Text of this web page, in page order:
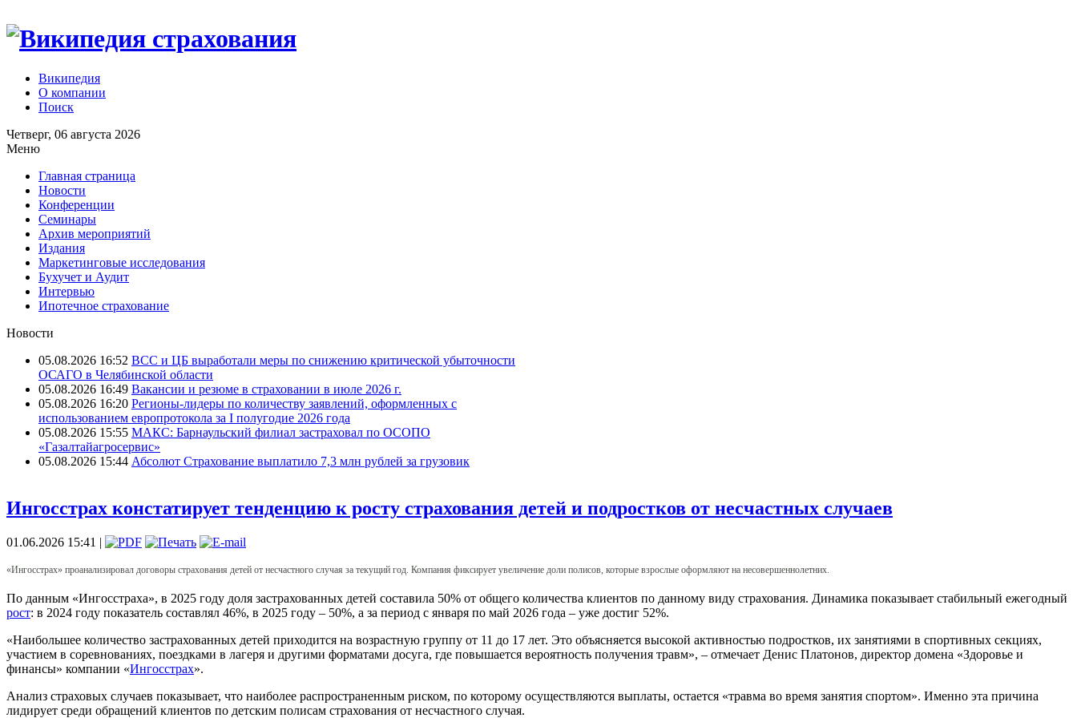
Википедия
О компании
Поиск
Четверг, 06 августа 2026
Меню
Главная страница
Новости
Конференции
Семинары
Архив мероприятий
Издания
Маркетинговые исследования
Бухучет и Аудит
Интервью
Ипотечное страхование
Новости
05.08.2026 16:52 ВСС и ЦБ выработали меры по снижению критической убыточности
ОСАГО в Челябинской области
05.08.2026 16:49 Вакансии и резюме в страховании в июле 2026 г.
05.08.2026 16:20 Регионы-лидеры по количеству заявлений, оформленных с
использованием европротокола за I полугодие 2026 года
05.08.2026 15:55 МАКС: Барнаульский филиал застраховал по ОСОПО
«Газалтайагросервис»
05.08.2026 15:44 Абсолют Страхование выплатило 7,3 млн рублей за грузовик
Ингосстрах констатирует тенденцию к росту страхования детей и подростков от несчастных случаев
01.06.2026 15:41 |
«Ингосстрах» проанализировал договоры страхования детей от несчастного случая за текущий год. Компания фиксирует увеличение доли полисов, которые взрослые оформляют на несовершеннолетних.
По данным «Ингосстраха», в 2025 году доля застрахованных детей составила 50% от общего количества клиентов по данному виду страхования. Динамика показывает стабильный ежегодный
рост: в 2024 году показатель составлял 46%, в 2025 году – 50%, а за период с января по май 2026 года – уже достиг 52%.
«Наибольшее количество застрахованных детей приходится на возрастную группу от 11 до 17 лет. Это объясняется высокой активностью подростков, их занятиями в спортивных секциях,
участием в соревнованиях, поездками в лагеря и другими форматами досуга, где повышается вероятность получения травм», – отмечает Денис Платонов, директор домена «Здоровье и
финансы» компании «Ингосстрах».
Анализ страховых случаев показывает, что наиболее распространенным риском, по которому осуществляются выплаты, остается «травма во время занятия спортом». Именно эта причина
лидирует среди обращений клиентов по детским полисам страхования от несчастного случая.